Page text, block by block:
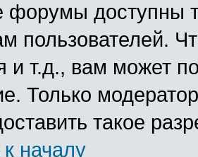
форумы доступны
пользователей.
и т.д., вам может
Только
такое
началу